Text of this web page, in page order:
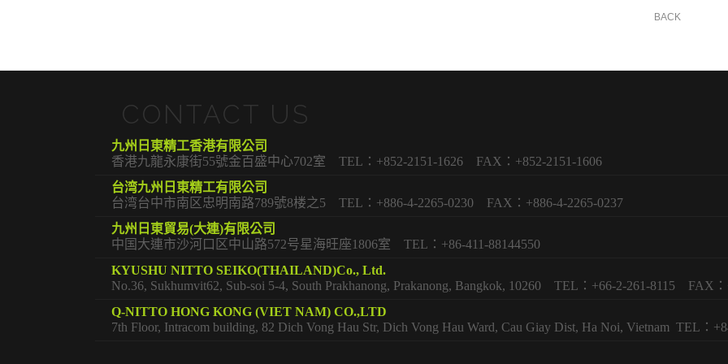
BACK
CONTACT US
九州日東精工香港有限公司
香港九龍永康街55號金百盛中心702室 TEL：+852-2151-1626 FAX：+852-2151-1606
台湾九州日東精工有限公司
台湾台中市南区忠明南路789號8楼之5 TEL：+886-4-2265-0230 FAX：+886-4-2265-0237
九州日東貿易(大連)有限公司
中国大連市沙河口区中山路572号星海旺座1806室 TEL：+86-411-88144550
KYUSHU NITTO SEIKO(THAILAND)Co., Ltd.
No.36, Sukhumvit62, Sub-soi 5-4, South Prakhanong, Prakanong, Bangkok, 10260 TEL：+66-2-261-8115 FAX：
Q-NITTO HONG KONG (VIET NAM) CO.,LTD
7th Floor, Intracom building, 82 Dich Vong Hau Str, Dich Vong Hau Ward, Cau Giay Dist, Ha Noi, Vietnam TEL：